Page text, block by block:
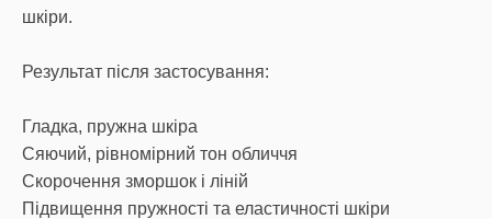
шкіри.
Результат після застосування:
Гладка, пружна шкіра
Сяючий, рівномірний тон обличчя
Скорочення зморшок і ліній
Підвищення пружності та еластичності шкіри